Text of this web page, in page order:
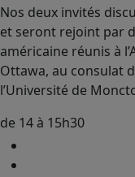
Nos deux invités
et seront rejoint par
américaine réunis à
Ottawa, au consulat
l’Université de
de 14 à 15h30